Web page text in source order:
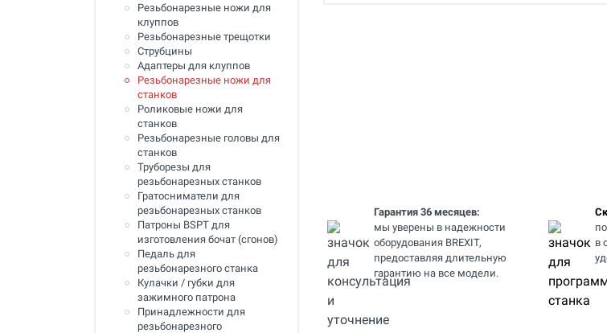
Ручной инструмент
Труборезы и ножницы для труб
Инструмент и оборудование для
сварки пластиковых труб
Инструмент и оборудование для
монтажа металлопластиковых,
медных, PEX труб
Инструмент для пайки, сварки и
резки. Припой и флюс
Оборудование для сварки
полимеров
Оборудование для
телеинспекции трубопроводов
Малая дорожная техника
Алмазные диски
Резьбонарезные ножи для
клуппов
Резьбонарезные трещотки
Струбцины
Адаптеры для клуппов
Резьбонарезные ножи для
станков
Роликовые ножи для
станков
Резьбонарезные головы для
станков
Труборезы для
резьбонарезных станков
Гратосниматели для
резьбонарезных станков
Патроны BSPT для
изготовления бочат (сгонов)
Педаль для
резьбонарезного станка
Кулачки / губки для
зажимного патрона
Принадлежности для
резьбонарезного
Гарантия 36 месяцев:
мы уверены в надежности
оборудования BREXIT,
предоставляя длительную
гарантию на все модели.
в